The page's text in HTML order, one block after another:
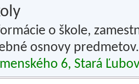
o škole,
osnovy predmetov.
6, Stará